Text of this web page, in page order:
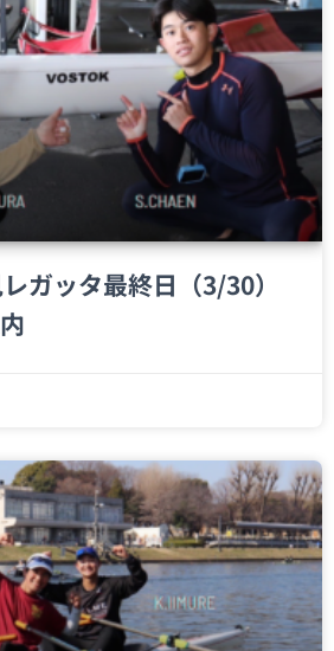
ガッタ最終日（3/30）